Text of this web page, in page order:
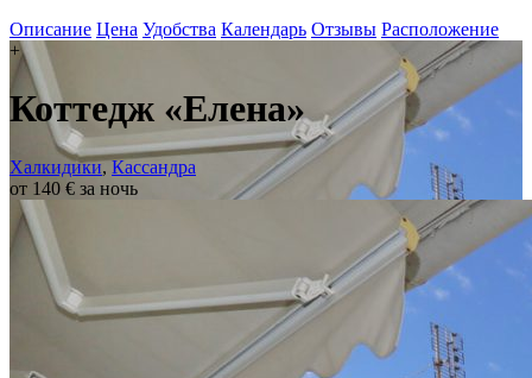
Описание Цена Удобства Календарь Отзывы Расположение
+
Коттедж «Елена»
Халкидики,Кассандра
от 140 € за ночь